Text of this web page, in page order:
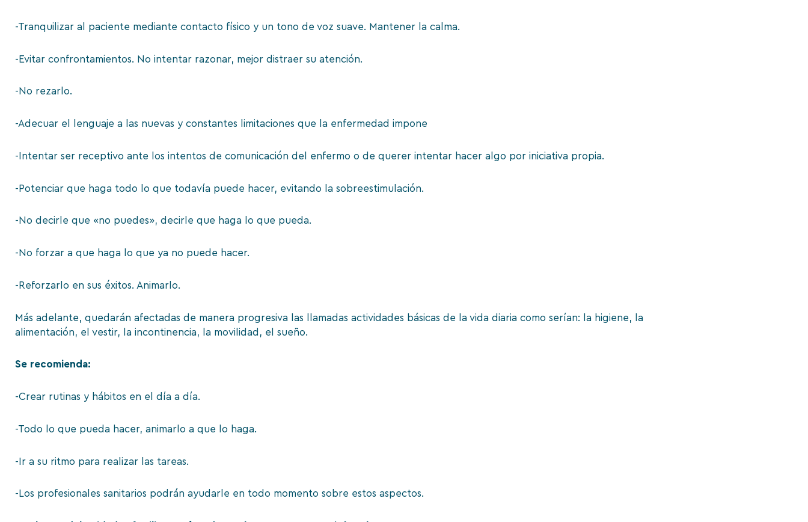
-Tranquilizar al paciente mediante contacto físico y un tono de voz suave. Mantener la calma.
-Evitar confrontamientos. No intentar razonar, mejor distraer su atención.
-No rezarlo.
-Adecuar el lenguaje a las nuevas y constantes limitaciones que la enfermedad impone
-Intentar ser receptivo ante los intentos de comunicación del enfermo o de querer intentar hacer algo por iniciativa propia.
-Potenciar que haga todo lo que todavía puede hacer, evitando la sobreestimulación.
-No decirle que «no puedes», decirle que haga lo que pueda.
-No forzar a que haga lo que ya no puede hacer.
-Reforzarlo en sus éxitos. Animarlo.
Más adelante, quedarán afectadas de manera progresiva las llamadas actividades básicas de la vida diaria como serían: la higiene, la
alimentación, el vestir, la incontinencia, la movilidad, el sueño.
Se recomienda:
-Crear rutinas y hábitos en el día a día.
-Todo lo que pueda hacer, animarlo a que lo haga.
-Ir a su ritmo para realizar las tareas.
-Los profesionales sanitarios podrán ayudarle en todo momento sobre estos aspectos.